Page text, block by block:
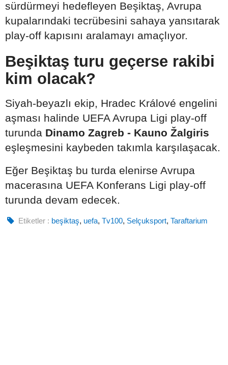
sürdürmeyi hedefleyen Beşiktaş, Avrupa
kupalarındaki tecrübesini sahaya yansıtarak
play-off kapısını aralamayı amaçlıyor.
Beşiktaş turu geçerse rakibi
kim olacak?
Siyah-beyazlı ekip, Hradec Králové engelini
aşması halinde UEFA Avrupa Ligi play-off
turunda Dinamo Zagreb - Kauno Žalgiris
eşleşmesini kaybeden takımla karşılaşacak.
Eğer Beşiktaş bu turda elenirse Avrupa
macerasına UEFA Konferans Ligi play-off
turunda devam edecek.
Etiketler : beşiktaş, uefa,Tv100, Selçuksport,Taraftarium